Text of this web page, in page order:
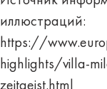
иллюстраций:
https://
highlights/villa-
zeitgeist.html